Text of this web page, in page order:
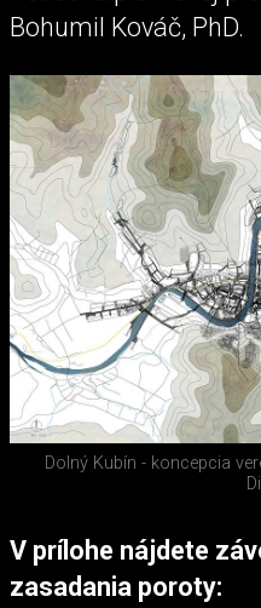
Bohumil Kováč, PhD.
Dolný Kubín - koncepcia
V prílohe nájdete
zasadania poroty: